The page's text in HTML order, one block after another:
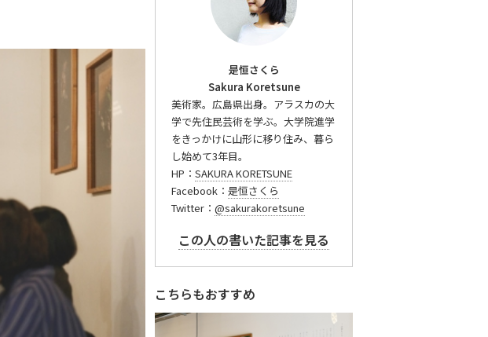
是恒さくら
Sakura Koretsune
美術家。広島県出身。アラスカの大
学で先住民芸術を学ぶ。大学院進学
をきっかけに山形に移り住み、暮ら
し始めて3年目。
HP： SAKURA KORETSUNE
Facebook： 是恒さくら
Twitter： @sakurakoretsune
この人の書いた記事を見る
こちらもおすすめ